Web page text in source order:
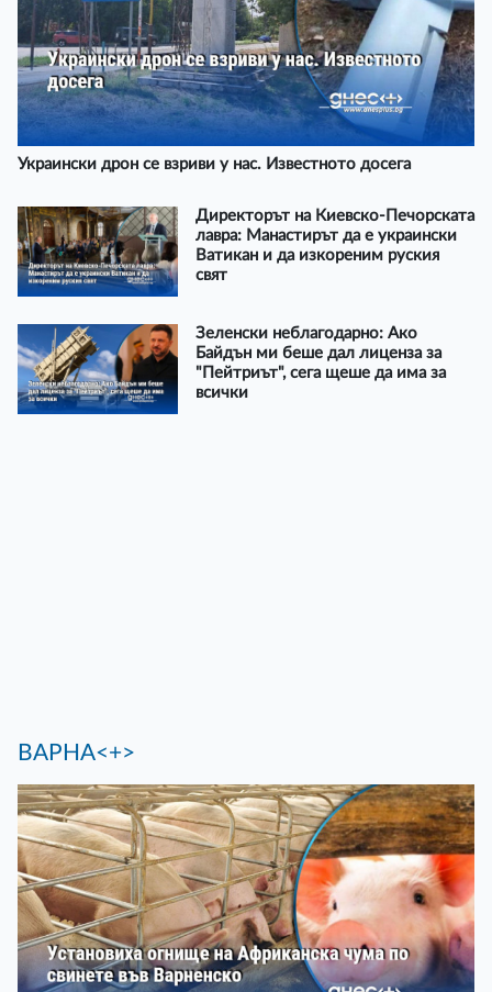
Украински дрон се взриви у нас. Известното досега
Директорът на Киевско-Печорската
лавра: Манастирът да е украински
Ватикан и да изкореним руския
свят
Зеленски неблагодарно: Ако
Байдън ми беше дал лиценза за
"Пейтриът", сега щеше да има за
всички
ВАРНА<+>